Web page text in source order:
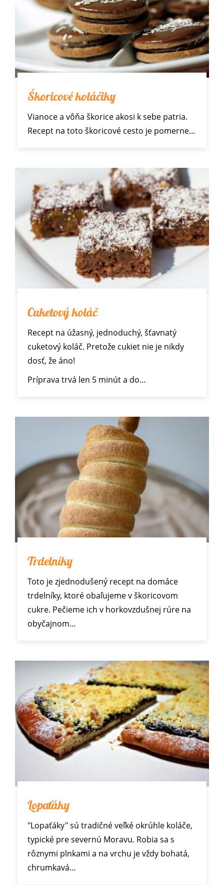
Škoricové koláčiky
Vianocea vôňa škorice akosi k sebe patria.
Recept na toto škoricové cesto je pomerne…
Cuketový koláč
Recept na úžasný, jednoduchý, šťavnatý
cuketový koláč. Pretože cukiet nie je nikdy
dosť, že áno!
Príprava trvá len 5 minút a do…
Trdelníky
Toto je zjednodušený recept na domáce
trdelníky, ktoré obaľujeme v škoricovom
cukre. Pečieme ich v horkovzdušnej rúre na
obyčajnom…
Lopaťáky
"Lopaťáky" sú tradičné veľké okrúhle koláče,
typické pre severnú Moravu. Robia sa s
rôznymi plnkami a na vrchu je vždy bohatá,
chrumkavá…